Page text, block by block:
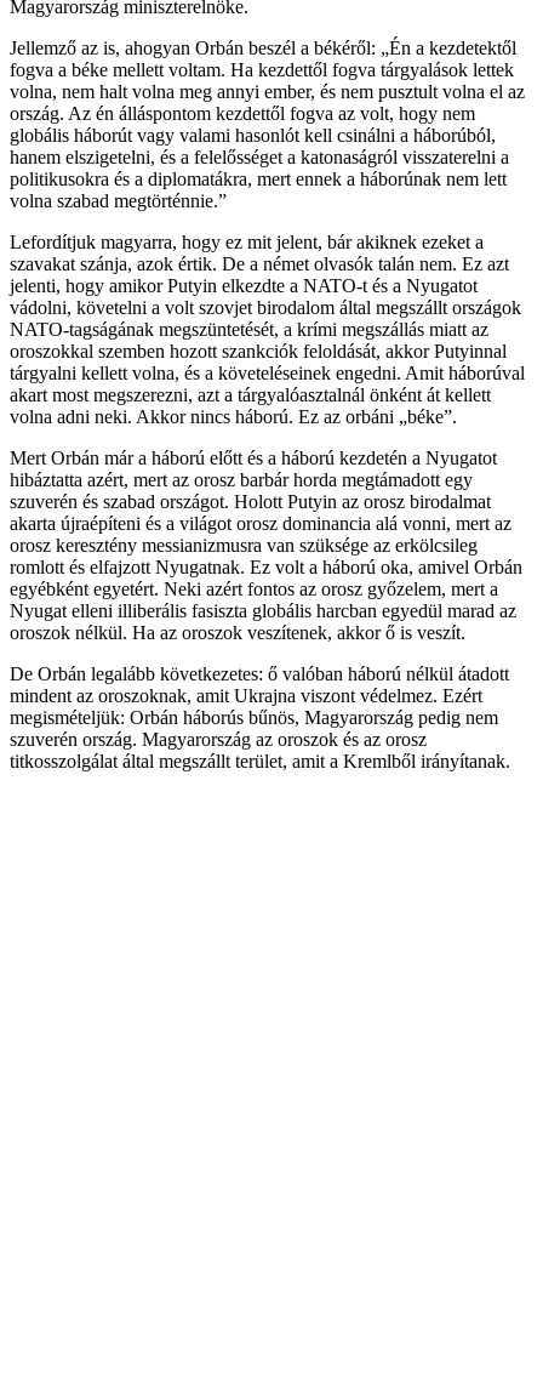
Magyarország miniszterelnöke.
Jellemző az is, ahogyan Orbán beszél a békéről: „Én a kezdetektől
fogva a béke mellett voltam. Ha kezdettől fogva tárgyalások lettek
volna, nem halt volna meg annyi ember, és nem pusztult volna el az
ország. Az én álláspontom kezdettől fogva az volt, hogy nem
globális háborút vagy valami hasonlót kell csinálni a háborúból,
hanem elszigetelni, és a felelősséget a katonaságról visszaterelni a
politikusokra és a diplomatákra, mert ennek a háborúnak nem lett
volna szabad megtörténnie.”
Lefordítjuk magyarra, hogy ez mit jelent, bár akiknek ezeket a
szavakat szánja, azok értik. De a német olvasók talán nem. Ez azt
jelenti, hogy amikor Putyin elkezdte a NATO-t és a Nyugatot
vádolni, követelni a volt szovjet birodalom által megszállt országok
NATO-tagságának megszüntetését, a krími megszállás miatt az
oroszokkal szemben hozott szankciók feloldását, akkor Putyinnal
tárgyalni kellett volna, és a követeléseinek engedni. Amit háborúval
akart most megszerezni, azt a tárgyalóasztalnál önként át kellett
volna adni neki. Akkor nincs háború. Ez az orbáni „béke”.
Mert Orbán már a háború előtt és a háború kezdetén a Nyugatot
hibáztatta azért, mert az orosz barbár horda megtámadott egy
szuverén és szabad országot. Holott Putyin az orosz birodalmat
akarta újraépíteni és a világot orosz dominancia alá vonni, mert az
orosz keresztény messianizmusra van szüksége az erkölcsileg
romlott és elfajzott Nyugatnak. Ez volt a háború oka, amivel Orbán
egyébként egyetért. Neki azért fontos az orosz győzelem, mert a
Nyugat elleni illiberális fasiszta globális harcban egyedül marad az
oroszok nélkül. Ha az oroszok veszítenek, akkor ő is veszít.
De Orbán legalább következetes: ő valóban háború nélkül átadott
mindent az oroszoknak, amit Ukrajna viszont védelmez. Ezért
megismételjük: Orbán háborús bűnös, Magyarország pedig nem
szuverén ország. Magyarország az oroszok és az orosz
titkosszolgálat által megszállt terület, amit a Kremlből irányítanak.